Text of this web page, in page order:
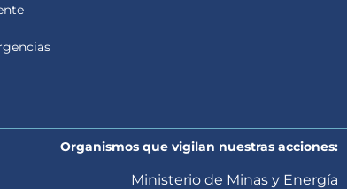
Organismos que vigilan nuestras acciones:
Ministerio de Minas y Energía